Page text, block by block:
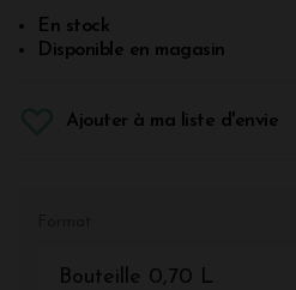
En stock
Disponible en magasin
Ajouter à ma liste d'envie
Bouteille 0,70 L